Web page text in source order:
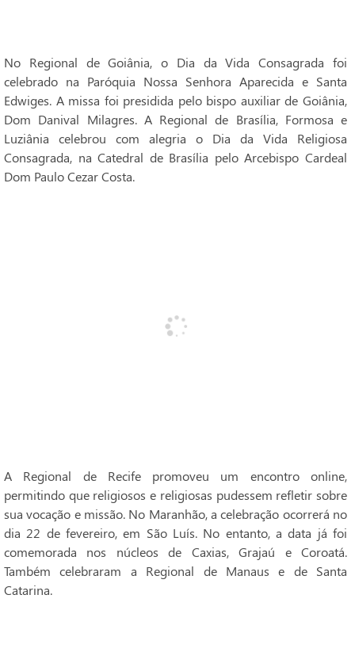
No Regional de Goiânia, o Dia da Vida Consagrada foi
celebrado na Paróquia Nossa Senhora Aparecida e Santa
Edwiges. A missa foi presidida pelo bispo auxiliar de Goiânia,
Dom Danival Milagres. A Regional de Brasília, Formosa e
Luziânia celebrou com alegria o Dia da Vida Religiosa
Consagrada, na Catedral de Brasília pelo Arcebispo Cardeal
Dom Paulo Cezar Costa.
A Regional de Recife promoveu um encontro online,
permitindo que religiosos e religiosas pudessem refletir sobre
sua vocação e missão. No Maranhão, a celebração ocorrerá no
dia 22 de fevereiro, em São Luís. No entanto, a data já foi
comemorada nos núcleos de Caxias, Grajaú e Coroatá.
Também celebraram a Regional de Manaus e de Santa
Catarina.